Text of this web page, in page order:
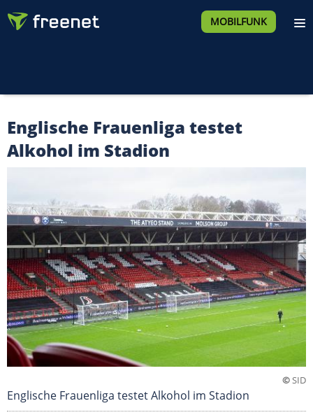
MOBILFUNK
Englische Frauenliga testet
Alkohol im Stadion
©SID
Englische Frauenliga testet Alkohol im Stadion